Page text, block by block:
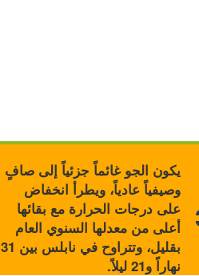
يكون الجو غائماً جزئياً إلى صافٍ
وصيفياً عادياً، ويطرأ انخفاض
على درجات الحرارة مع بقائها
أعلى من معدلها السنوي العام
بقليل، وتتراوح في نابلس بين 31
نهاراً و21 ليلاً.